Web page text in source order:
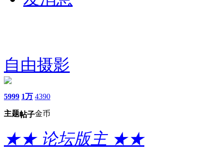
自由摄影
5999
主题
1万
帖子
4390
金币
★★ 论坛版主 ★★